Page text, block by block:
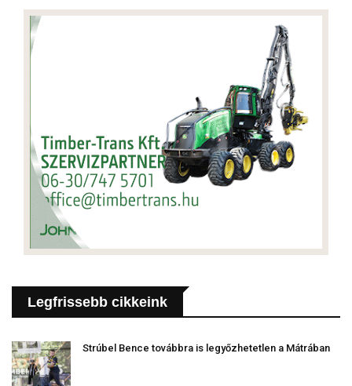
Legfrissebb cikkeink
Strúbel Bence továbbra is legyőzhetetlen a Mátrában